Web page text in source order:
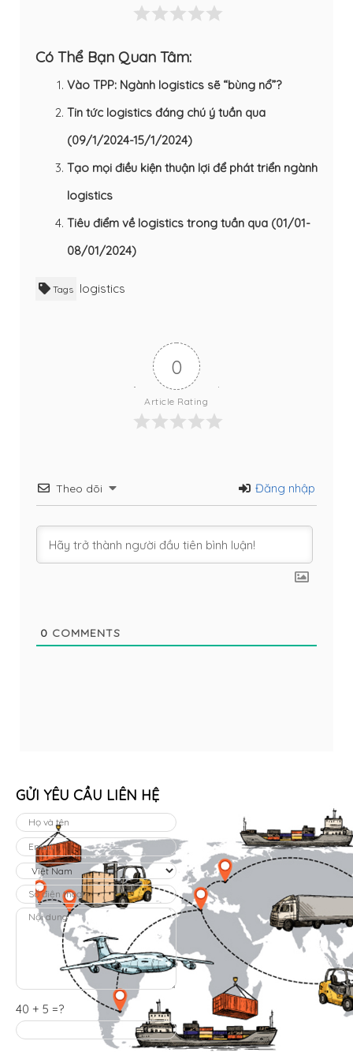
Có Thể Bạn Quan Tâm:
Vào TPP: Ngành logistics sẽ “bùng nổ”?
Tin tức logistics đáng chú ý tuần qua
(09/1/2024-15/1/2024)
Tạo mọi điều kiện thuận lợi để phát triển ngành
logistics
Tiêu điểm về logistics trong tuần qua (01/01-
08/01/2024)
Tags logistics
0
Article Rating
Theo dõi Đăng nhập
0 COMMENTS
GỬI YÊU CẦU LIÊN HỆ
40 + 5 =?